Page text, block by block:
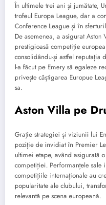
În ultimele trei ani și jumătate,
trofeul Europa League, dar a
Conference League și în
De asemenea, a asigurat
prestigioasă competiție
consolidându-și astfel reputația
l-a făcut pe Emery să egaleze
privește câștigarea Europue
sa.
Aston Villa pe
Grație strategiei și viziunii lui
poziție de invidiat în Premier
ultimei etape, având asigurată
competiției. Performanțele sale
competițiile internaționale au
popularitate ale clubului,
relevantă pe scena europeană.